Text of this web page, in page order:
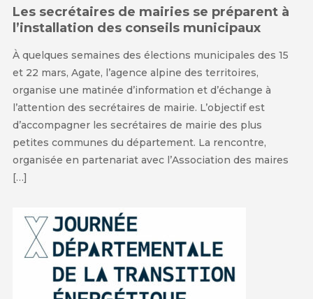
Les secrétaires de mairies se préparent à
l’installation des conseils municipaux
À quelques semaines des élections municipales des 15
et 22 mars, Agate, l’agence alpine des territoires,
organise une matinée d’information et d’échange à
l’attention des secrétaires de mairie. L’objectif est
d’accompagner les secrétaires de mairie des plus
petites communes du département. La rencontre,
organisée en partenariat avec l’Association des maires
[…]